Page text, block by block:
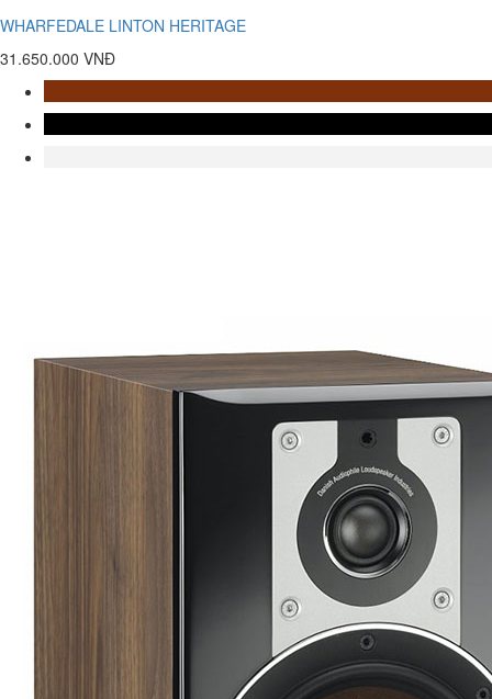
WHARFEDALE LINTON HERITAGE
31.650.000 VNĐ